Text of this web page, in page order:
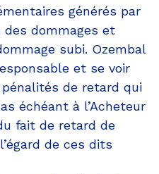
générés par
des dommages et
subi. Ozembal
et se voir
de retard qui
échéant à l’Acheteur
fait de retard de
de ces dits